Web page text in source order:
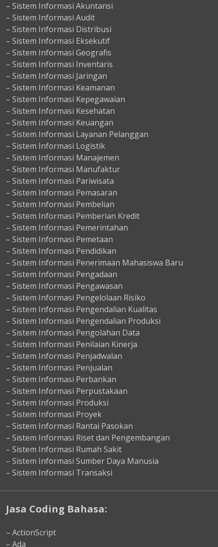
– Sistem Informasi Akuntansi
– Sistem Informasi Audit
– Sistem Informasi Distribusi
– Sistem Informasi Eksekutif
– Sistem Informasi Geografis
– Sistem Informasi Inventaris
– Sistem Informasi Jaringan
– Sistem Informasi Keamanan
– Sistem Informasi Kepegawaian
– Sistem Informasi Kesehatan
– Sistem Informasi Keuangan
– Sistem Informasi Layanan Pelanggan
– Sistem Informasi Logistik
– Sistem Informasi Manajemen
– Sistem Informasi Manufaktur
– Sistem Informasi Pariwisata
– Sistem Informasi Pemasaran
– Sistem Informasi Pembelian
– Sistem Informasi Pemberian Kredit
– Sistem Informasi Pemerintahan
– Sistem Informasi Pemetaan
– Sistem Informasi Pendidikan
– Sistem Informasi Penerimaan Mahasiswa Baru
– Sistem Informasi Pengadaan
– Sistem Informasi Pengawasan
– Sistem Informasi Pengelolaan Risiko
– Sistem Informasi Pengendalian Kualitas
– Sistem Informasi Pengendalian Produksi
– Sistem Informasi Pengolahan Data
– Sistem Informasi Penilaian Kinerja
– Sistem Informasi Penjadwalan
– Sistem Informasi Penjualan
– Sistem Informasi Perbankan
– Sistem Informasi Perpustakaan
– Sistem Informasi Produksi
– Sistem Informasi Proyek
– Sistem Informasi Rantai Pasokan
– Sistem Informasi Riset dan Pengembangan
– Sistem Informasi Rumah Sakit
– Sistem Informasi Sumber Daya Manusia
– Sistem Informasi Transaksi
Jasa Coding Bahasa:
– ActionScript
– Ada